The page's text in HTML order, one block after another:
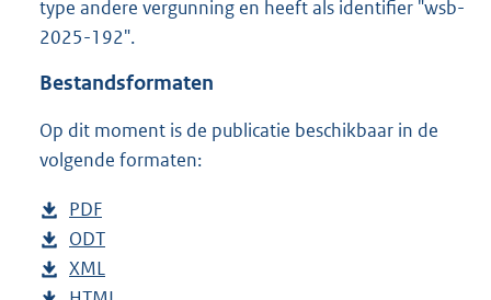
o
:
type andere vergunning en heeft als identifier "wsb-
2025-192".
Bestandsformaten
Op dit moment is de publicatie beschikbaar in de
volgende formaten:
D
o
w
PDF
e
s
D
o
ODT
D
XML